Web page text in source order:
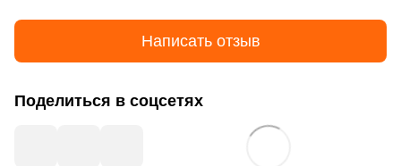
Написать отзыв
Поделиться в соцсетях